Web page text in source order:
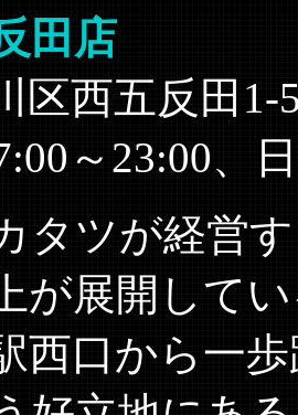
田店
区西五反田1-
～23:00、
タツが経営
が展開して
西口から一